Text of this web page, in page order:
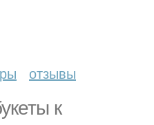
отзывы
к